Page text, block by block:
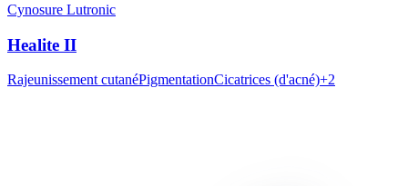
Cynosure Lutronic
Healite II
Rajeunissement cutanéPigmentationCicatrices (d'acné)+2